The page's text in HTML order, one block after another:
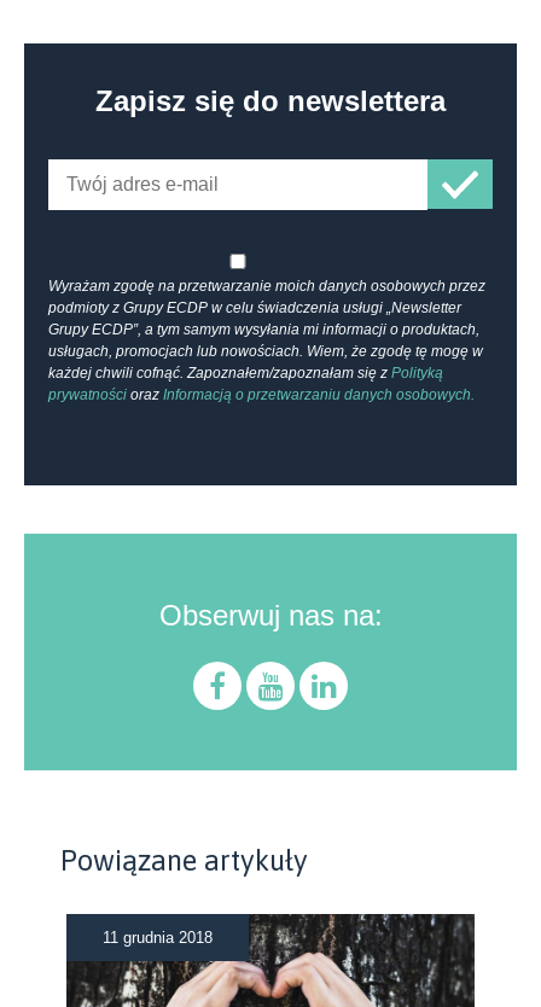
Zapisz się do newslettera
Wyrażam zgodę na przetwarzanie moich danych osobowych przez
podmioty z Grupy ECDP w celu świadczenia usługi „Newsletter
Grupy ECDP”, a tym samym wysyłania mi informacji o produktach,
usługach, promocjach lub nowościach. Wiem, że zgodę tę mogę w
każdej chwili cofnąć. Zapoznałem/zapoznałam się z Polityką
prywatności oraz Informacją o przetwarzaniu danych osobowych.
Obserwuj nas na:
Powiązane artykuły
11 grudnia 2018